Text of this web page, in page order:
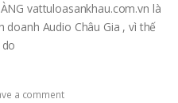
vattuloasankhau.com.vn là
Audio Châu Gia , vì thế
a comment